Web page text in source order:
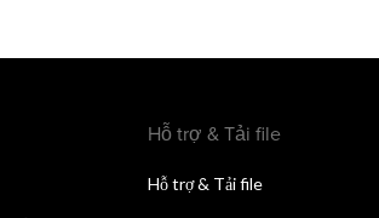
Hỗ trợ & Tải file
Hỗ trợ & Tải file